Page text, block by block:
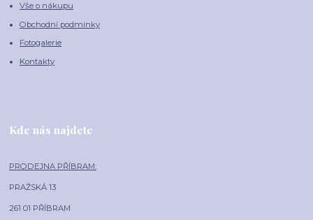
Vše o nákupu
Obchodní podmínky
Fotogalerie
Kontakty
Kde nás najdete
PRODEJNA PŘÍBRAM:
PRAŽSKÁ 13
261 01 PŘÍBRAM